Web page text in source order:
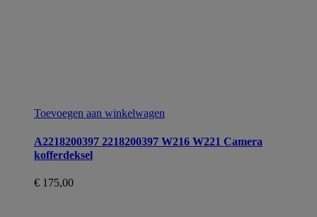
Toevoegen aan winkelwagen
A2218200397 2218200397 W216 W221 Camera
kofferdeksel
€ 175,00